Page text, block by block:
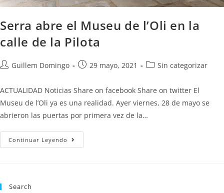
Serra abre el Museu de l’Oli en la
calle de la Pilota
Guillem Domingo 29 mayo, 2021 Sin categorizar
ACTUALIDAD Noticias Share on facebook Share on twitter El
Museu de l’Oli ya es una realidad. Ayer viernes, 28 de mayo se
abrieron las puertas por primera vez de la…
Continuar Leyendo
Search